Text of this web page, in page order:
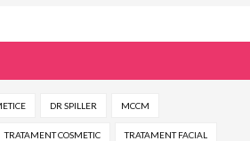
DR SPILLER MCCM
TRATAMENT COSMETIC TRATAMENT FACIAL